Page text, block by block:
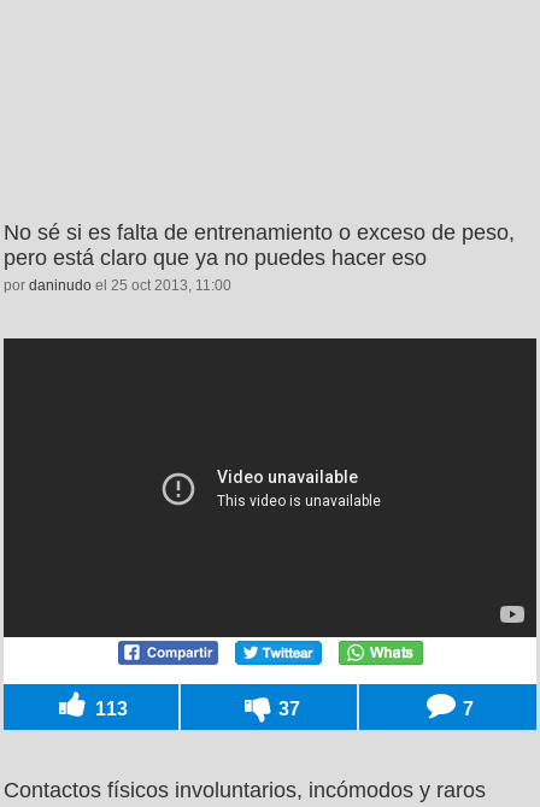
No sé si es falta de entrenamiento o exceso de peso,
pero está claro que ya no puedes hacer eso
por daninudo el 25 oct 2013, 11:00
113 37 7
Contactos físicos involuntarios, incómodos y raros